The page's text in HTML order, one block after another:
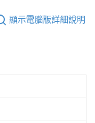
顯示電腦版詳細說明